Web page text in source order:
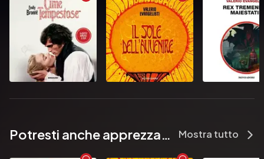
Potresti anche apprezzare... Mostra tutto